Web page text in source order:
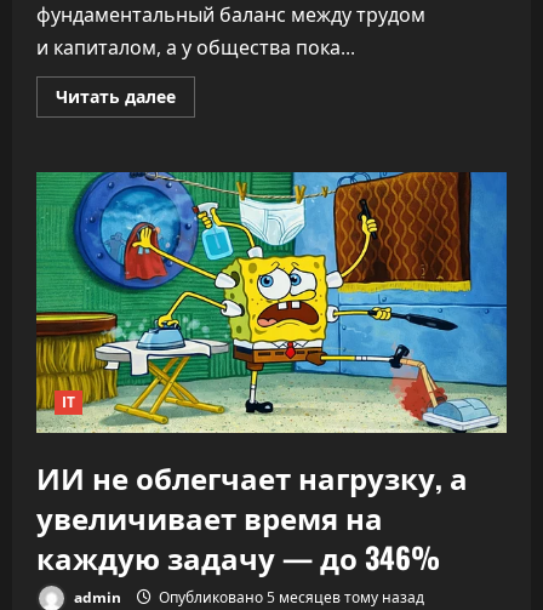
фундаментальный баланс между трудом
и капиталом, а у общества пока...
Читать далееПрочитать
больше
знает,
что
делать»:
CEO
OpenAI
заявил,
что
ИИ
переписывает
правила
капитализма
IT
ИИ не облегчает нагрузку, а
увеличивает время на
каждую задачу — до 346%
admin Опубликовано 5 месяцев тому назад